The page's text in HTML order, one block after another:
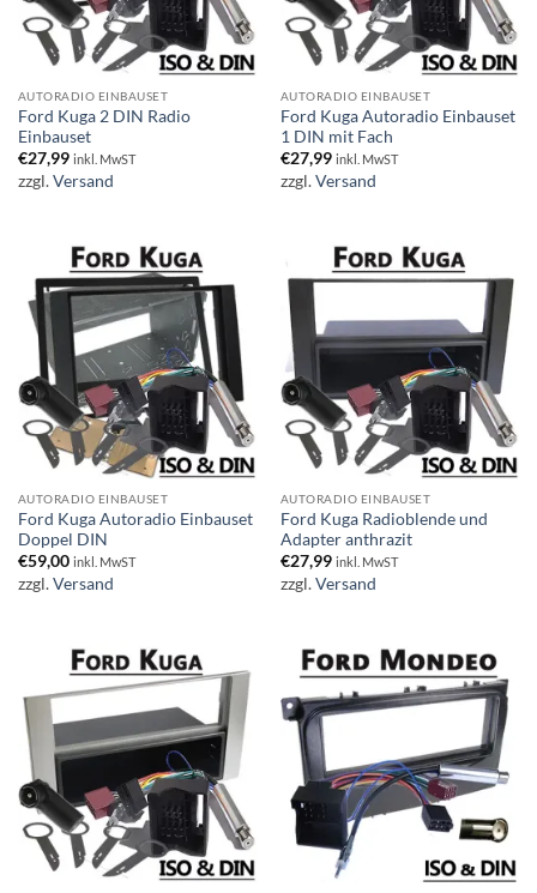
AUTORADIO EINBAUSET
Ford Kuga 2 DIN Radio
Einbauset
€27,99 inkl. MwST
zzgl.Versand
AUTORADIO EINBAUSET
Ford Kuga Autoradio Einbauset
1 DIN mit Fach
€27,99 inkl. MwST
zzgl.Versand
AUTORADIO EINBAUSET
Ford Kuga Autoradio Einbauset
Doppel DIN
€59,00 inkl. MwST
zzgl.Versand
AUTORADIO EINBAUSET
Ford Kuga Radioblende und
Adapter anthrazit
€27,99 inkl. MwST
zzgl.Versand